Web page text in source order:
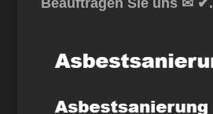
Beauftragen Sie uns ✉ ✔.